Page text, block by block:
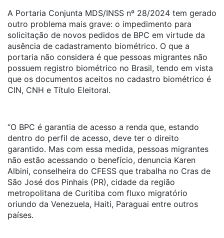
A Portaria Conjunta MDS/INSS nº 28/2024 tem gerado
outro problema mais grave: o impedimento para
solicitação de novos pedidos de BPC em virtude da
ausência de cadastramento biométrico. O que a
portaria não considera é que pessoas migrantes não
possuem registro biométrico no Brasil, tendo em vista
que os documentos aceitos no cadastro biométrico é
CIN, CNH e Título Eleitoral.
“O BPC é garantia de acesso a renda que, estando
dentro do perfil de acesso, deve ter o direito
garantido. Mas com essa medida, pessoas migrantes
não estão acessando o benefício, denuncia Karen
Albini, conselheira do CFESS que trabalha no Cras de
São José dos Pinhais (PR), cidade da região
metropolitana de Curitiba com fluxo migratório
oriundo da Venezuela, Haiti, Paraguai entre outros
países.